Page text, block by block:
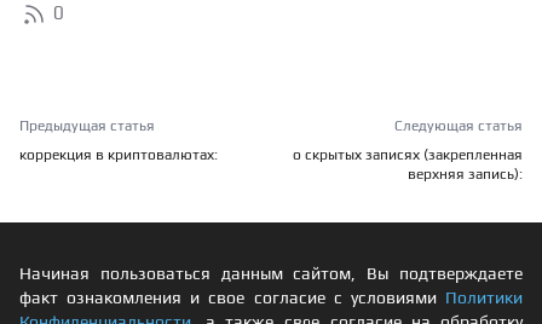
0
Предыдущая статья
коррекция в криптовалютах:
Следующая статья
о скрытых записях (закрепленная
верхняя запись):
Начиная пользоваться данным сайтом, Вы подтверждаете
факт ознакомления и свое согласие с условиями Политики